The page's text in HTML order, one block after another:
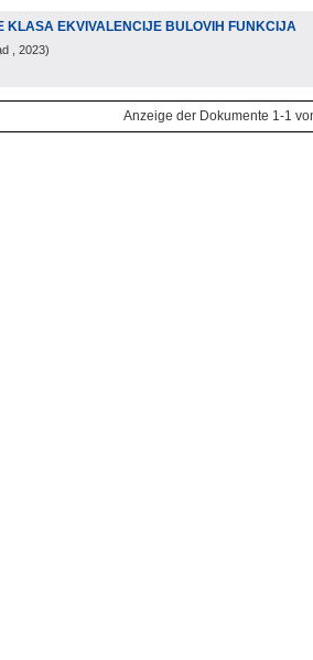
KLASA EKVIVALENCIJE BULOVIH FUNKCIJA
, 2023)
Anzeige der Dokumente 1-1